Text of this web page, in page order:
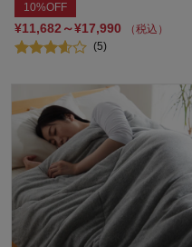
10%OFF
¥11,682～¥17,990
（税込）
(5)